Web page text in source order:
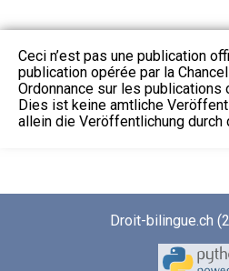
Ceci n’est pas une publication
publication opérée par la
Ordonnance sur les publications
Dies ist keine amtliche
allein die Veröffentlichung durch
Droit-bilingue.ch